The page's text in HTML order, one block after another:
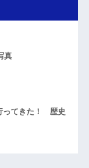
真
ってきた！ 歴史